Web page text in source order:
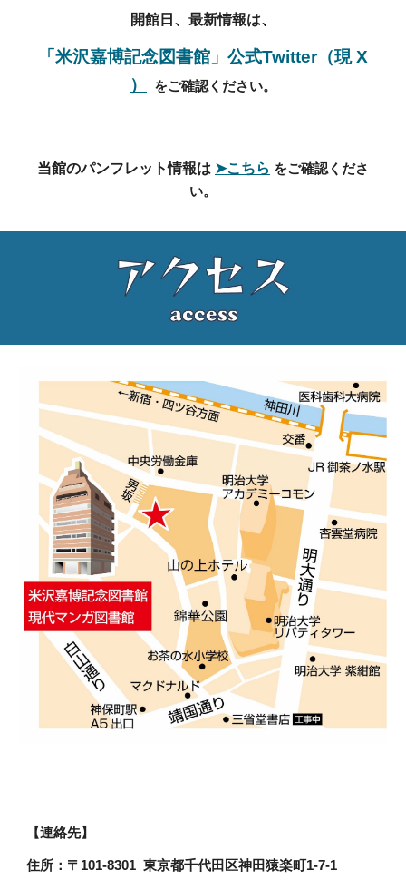
開館日、 最新情報は、
「米沢嘉博記念図書館」公式Twitter（現 X
）
をご確認ください。
当館のパンフレット情報は ➤こちら をご確認くださ
い。
【連絡先】
住所：〒101-8301 東京都千代田区神田猿楽町1-7-1